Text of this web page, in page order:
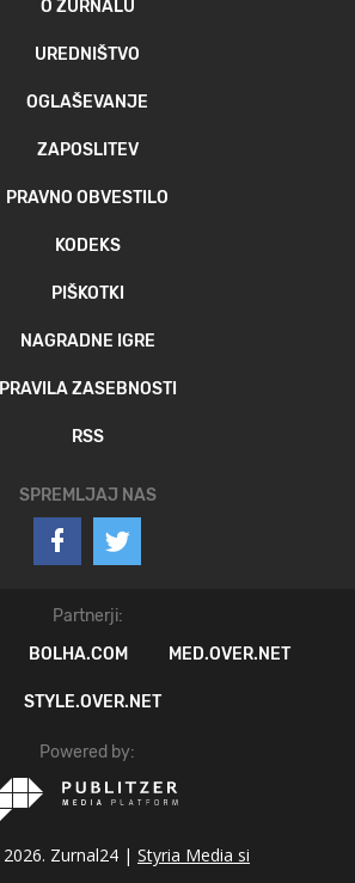
O ŽURNALU
UREDNIŠTVO
OGLAŠEVANJE
ZAPOSLITEV
PRAVNO OBVESTILO
KODEKS
PIŠKOTKI
NAGRADNE IGRE
PRAVILA ZASEBNOSTI
RSS
SPREMLJAJ NAS
Partnerji:
BOLHA.COM MED.OVER.NET
STYLE.OVER.NET
Powered by:
Zurnal24 | Styria Media si